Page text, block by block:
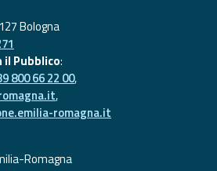
Bologna
Pubblico:
800 66 22 00,
,
romagna.it
Romagna